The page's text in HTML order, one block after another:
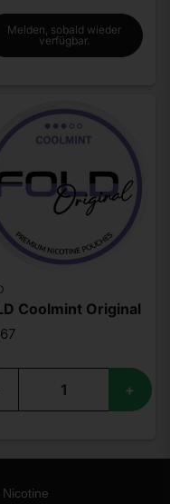
Melden, sobald wieder
verfügbar.
Coolmint Original
+